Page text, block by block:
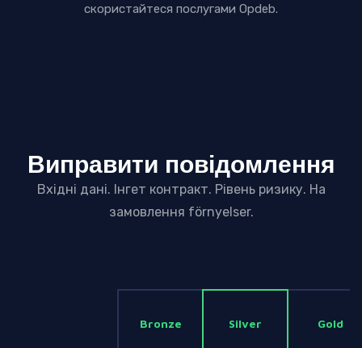
скористайтеся послугами Opdeb.
Виправити повідомлення
Вхідні дані. Інгет контракт. Рівень ризику. На
замовлення förnyelser.
Bronze Silver Gold